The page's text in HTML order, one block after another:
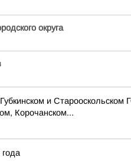
округа
и Старооскольском
Корочанском...